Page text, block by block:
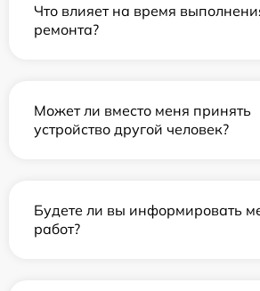
Что влияет на время
ремонта?
Может ли вместо меня принять
устройство другой человек?
Будете ли вы информировать
работ?